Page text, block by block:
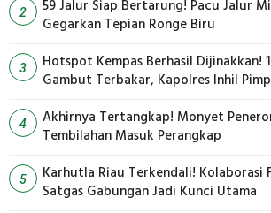
2
59 Jalur Siap Bertarung! Pacu Jalur
Gegarkan Tepian Ronge Biru
3
Hotspot Kempas Berhasil Dijinakkan!
Gambut Terbakar, Kapolres Inhil
4
Akhirnya Tertangkap! Monyet
Tembilahan Masuk Perangkap
5
Karhutla Riau Terkendali! Kolaborasi
Satgas Gabungan Jadi Kunci Utama